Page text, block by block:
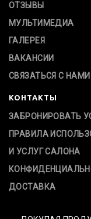
ОТЗЫВЫ
МУЛЬТИМЕДИА
ГАЛЕРЕЯ
ВАКАНСИИ
СВЯЗАТЬСЯ С НАМИ
КОНТАКТЫ
ЗАБРОНИРОВАТЬ
ПРАВИЛА
И УСЛУГ САЛОНА
ДОСТАВКА